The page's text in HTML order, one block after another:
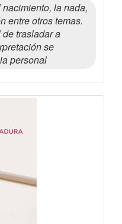
la nada,
entre otros temas.
trasladar a
se
personal